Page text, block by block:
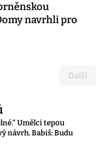
navrhli pro
Další
Umělci tepou
návrh. Babiš: Budu